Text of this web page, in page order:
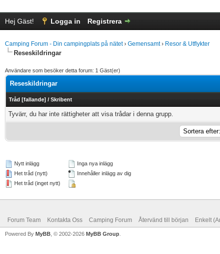
Hej Gäst! Logga in Registrera
Camping Forum - Din campingplats på nätet› Gemensamt› Resor & Utflykter
Reseskildringar
Användare som besöker detta forum: 1 Gäst(er)
Reseskildringar
Tråd [fallande] / Skribent
Tyvärr, du har inte rättigheter att visa trådar i denna grupp.
Nytt inlägg
Het tråd (nytt)
Het tråd (inget nytt)
Inga nya inlägg
Innehåller inlägg av dig
Forum Team Kontakta Oss Camping Forum Återvänd till början Enkelt
Powered By MyBB , © 2002-2026 MyBB Group